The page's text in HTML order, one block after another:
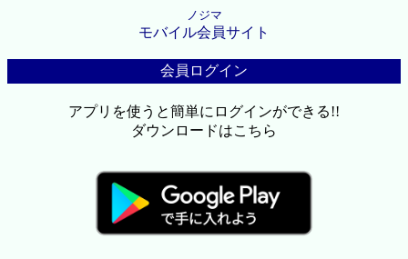
ノジマ
モバイル会員サイト
会員ログイン
アプリを使うと簡単にログインができる!!
ダウンロードはこちら